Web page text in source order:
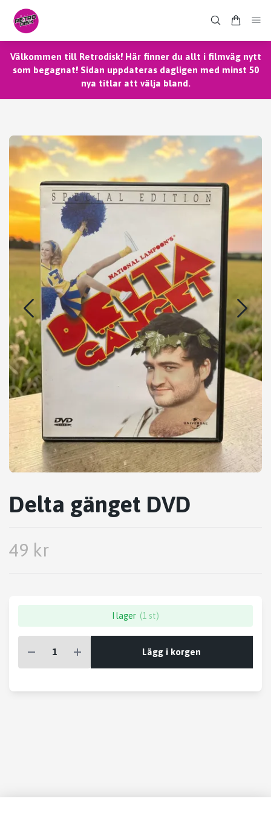
Välkommen till Retrodisk! Här finner du allt i filmväg nytt
som begagnat! Sidan uppdateras dagligen med minst 50
nya titlar att välja bland.
Delta gänget DVD
49 kr
I lager (1 st)
Lägg i korgen